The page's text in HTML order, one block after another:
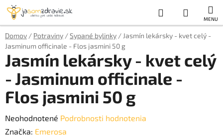
Prejsť
obsah
Hľadať
KOŠÍK
Domov / Potraviny /Sypané bylinky / Jasmín lekársky - kvet celý -
Jasminum officinale - Flos jasmini 50 g
Jasmín lekársky - kvet celý
- Jasminum officinale -
Flos jasmini 50 g
Priemerné
hodnotenie
Neohodnotené Podrobnosti hodnotenia
Značka: Emerosa